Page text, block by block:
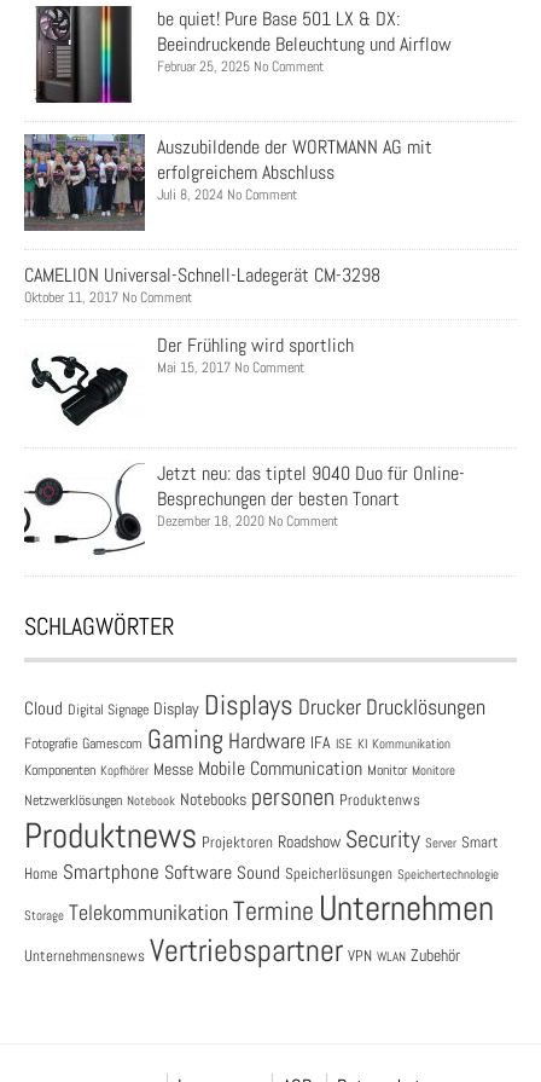
be quiet! Pure Base 501 LX & DX:
Beeindruckende Beleuchtung und Airflow
Februar 25, 2025 No Comment
Auszubildende der WORTMANN AG mit
erfolgreichem Abschluss
Juli 8, 2024 No Comment
CAMELION Universal-Schnell-Ladegerät CM-3298
Oktober 11, 2017 No Comment
Der Frühling wird sportlich
Mai 15, 2017 No Comment
Jetzt neu: das tiptel 9040 Duo für Online-
Besprechungen der besten Tonart
Dezember 18, 2020 No Comment
SCHLAGWÖRTER
Cloud Digital Signage Display Displays Drucker Drucklösungen
Fotografie Gamescom Gaming Hardware IFA ISE KI Kommunikation
Komponenten Kopfhörer Messe Mobile Communication Monitor Monitore
Netzwerklösungen Notebook Notebooks personen Produktenws
Produktnews Projektoren Roadshow Security Server Smart
Home Smartphone Software Sound Speicherlösungen Speichertechnologie
Storage Telekommunikation Termine Unternehmen
Unternehmensnews Vertriebspartner VPN WLAN Zubehör